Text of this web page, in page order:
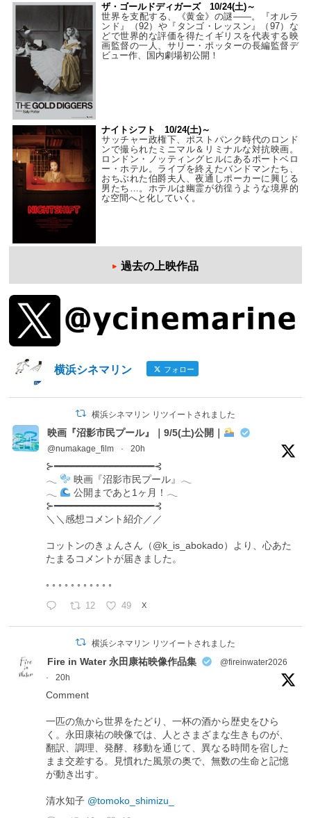
ザ・ゴールドディガーズ 10/24(土)～
世界を支配する、《黄金》の謎――。『オルラ
ンド』（92）や『タンゴ・レッスン』（97）な
どで世界的な評価を得たイギリスを代表する映
画監督の一人、サリー・ポッターの長編監督デ
ビュー作、国内劇場初公開！
ナイトシフト 10/24(土)～
サッチャー政権下、ポストパンク時代のロンド
ンで撮られたミニマル＆リミナルな対抗映画。
ロンドン・ノッティングヒルにあるポートベロ
ー・ホテル。ライブを終えたバンドマンたち、
おちぶれた伯爵夫人、夜通しポーカーに興じる
男たち…。ホテルは幽霊が彷徨うような境界的
な空間へと化していく。
過去の上映作品
横浜シネマリン フォロー
横浜シネマリン リツイートされました
映画『沼影市民プール』｜9/5(土)公開｜
@numakage_film · 20h
⊱━━━━━━━━━━━━━━━━━━⊰
𓂃
映画『沼影市民プール』𓂃
𓂃
公開まであと1ヶ月！𓂃
⊱━━━━━━━━━━━━━━━━━━⊰
＼＼感想コメント紹介／／
コットンのきょんさん（@k_is_abokado）より、心あた
たまるコメントが届きました。
◦ ◦ ◦ ◦ ◦ ◦ ◦ ◦ ◦ ◦ ◦
12 49 X
横浜シネマリン リツイートされました
Fire in Water 永田康祐映像作品集
@fireinwater2026
·
20h
Comment
一匹の魚から世界をたどり、一杯の酒から歴史をひら
く。永田康祐の映像では、人とさまざまな生きものが、
翻訳、調理、発酵、移動を通じて、異なる時間を宿した
まま交差する。見慣れた風景の奥で、無数の生命と記憶
が動き出す。
清水知子 @tomoko_shimizu_